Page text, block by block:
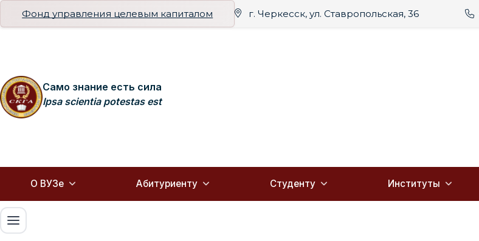
Фонд управления целевым капиталом г. Черкесск, ул. Ставропольская, 36
Само знание есть сила
Ipsa scientia potestas est
О ВУЗе Абитуриенту Студенту Институты